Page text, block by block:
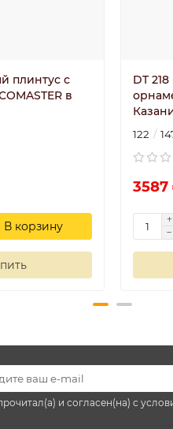
плинтус с
в
В корзину
DT
122
3587
и согласен(на) с